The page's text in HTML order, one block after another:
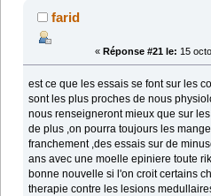
farid
« Réponse #21 le: 15
est ce que les essais se font sur les
sont les plus proches de nous
nous renseigneront mieux que sur les
de plus ,on pourra toujours les
franchement ,des essais sur de
ans avec une moelle epiniere toute
bonne nouvelle si l'on croit certains
therapie contre les lesions